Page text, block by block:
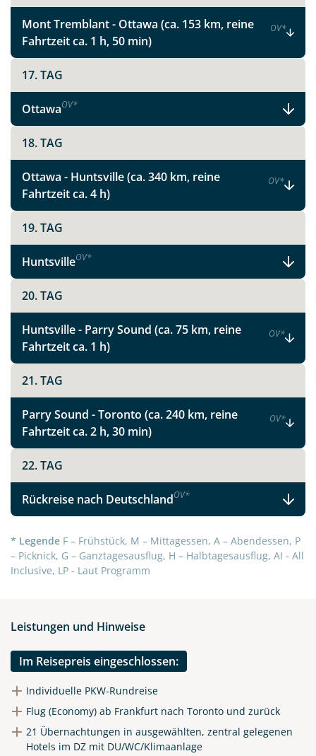
WhatsApp
Telegram
per E-Mail senden
Link kopieren
Mont Tremblant - Ottawa (ca. 153 km, reine
Fahrtzeit ca. 1 h, 50 min)
OV*
17. TAG
OttawaOV*
18. TAG
Ottawa - Huntsville (ca. 340 km, reine
Fahrtzeit ca. 4 h)
OV*
19. TAG
HuntsvilleOV*
20. TAG
Huntsville - Parry Sound (ca. 75 km, reine
Fahrtzeit ca. 1 h)
OV*
21. TAG
Parry Sound - Toronto (ca. 240 km, reine
Fahrtzeit ca. 2 h, 30 min)
OV*
22. TAG
Rückreise nach DeutschlandOV*
* Legende F – Frühstück, M – Mittagessen, A – Abendessen, P
– Picknick, G – Ganztagesausflug, H – Halbtagesausflug, AI - All
Inclusive, LP - Laut Programm
Leistungen und Hinweise
Im Reisepreis eingeschlossen:
Individuelle PKW-Rundreise
Flug (Economy) ab Frankfurt nach Toronto und zurück
21 Übernachtungen in ausgewählten, zentral gelegenen
Hotels im DZ mit DU/WC/Klimaanlage